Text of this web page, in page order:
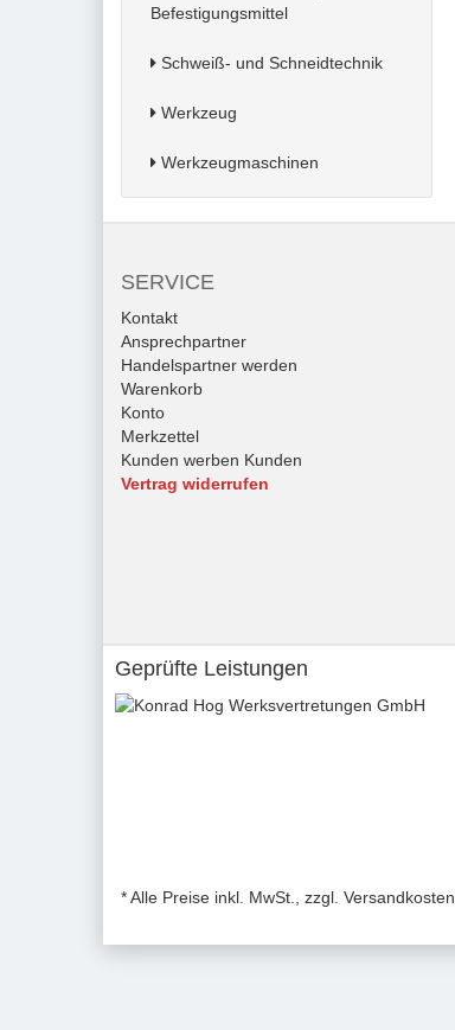
Befestigungsmittel
Schweiß- und Schneidtechnik
Werkzeug
Werkzeugmaschinen
SERVICE
Kontakt
Ansprechpartner
Handelspartner werden
Warenkorb
Konto
Merkzettel
Kunden werben Kunden
Vertrag widerrufen
Geprüfte Leistungen
* Alle Preise inkl. MwSt., zzgl. Versandkosten.